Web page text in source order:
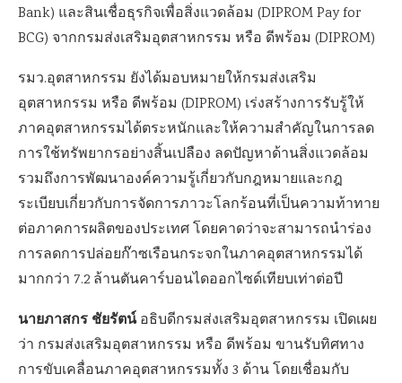
Bank) และสินเชื่อธุรกิจเพื่อสิ่งแวดล้อม (DIPROM Pay for
BCG) จากกรมส่งเสริมอุตสาหกรรม หรือ ดีพร้อม (DIPROM)
รมว.อุตสาหกรรม ยังได้มอบหมายให้กรมส่งเสริม
อุตสาหกรรม หรือ ดีพร้อม (DIPROM) เร่งสร้างการรับรู้ให้
ภาคอุตสาหกรรมได้ตระหนักและให้ความสำคัญในการลด
การใช้ทรัพยากรอย่างสิ้นเปลือง ลดปัญหาด้านสิ่งแวดล้อม
รวมถึงการพัฒนาองค์ความรู้เกี่ยวกับกฎหมายและกฎ
ระเบียบเกี่ยวกับการจัดการภาวะโลกร้อนที่เป็นความท้าทาย
ต่อภาคการผลิตของประเทศ โดยคาดว่าจะสามารถนำร่อง
การลดการปล่อยก๊าซเรือนกระจกในภาคอุตสาหกรรมได้
มากกว่า 7.2 ล้านตันคาร์บอนไดออกไซด์เทียบเท่าต่อปี
นายภาสกร ชัยรัตน์อธิบดีกรมส่งเสริมอุตสาหกรรม เปิดเผย
ว่า กรมส่งเสริมอุตสาหกรรม หรือ ดีพร้อม ขานรับทิศทาง
การขับเคลื่อนภาคอุตสาหกรรมทั้ง 3 ด้าน โดยเชื่อมกับ